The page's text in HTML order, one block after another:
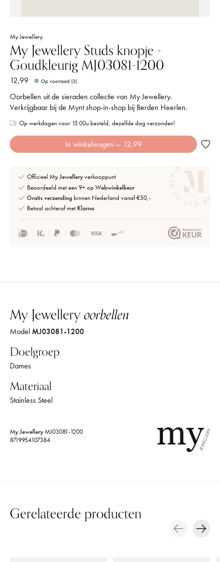
My Jewellery
My Jewellery Studs knopje -
Goudkleurig MJ03081-1200
12,99 Op voorraad (3)
Oorbellen uit de sieraden collectie van My Jewellery.
Verkrijgbaar bij de Mynt shop-in-shop bij Berden Heerlen.
Op werkdagen voor 15:00u besteld, dezelfde dag verzonden!
In winkelwagen — 12,99
Officieel My Jewelleryverkooppunt
Beoordeeld met een 9+ opWebwinkelkeur
Gratis verzending binnen Nederland vanaf €50,-
Betaal achteraf met Klarna
My Jewelleryoorbellen
Model MJ03081-1200
Doelgroep
Dames
Materiaal
Stainless Steel
My JewelleryMJ03081-1200
8719954107384
Gerelateerde producten